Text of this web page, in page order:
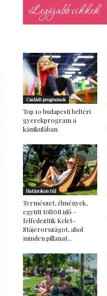
Legújabb cikkek
Családi programok
Top 10 budapesti beltéri
gyerekprogram a
kánikulában
Határokon túl
Természet, élmények,
együtt töltött idő –
felfedeztük Kelet-
Stájerországot, ahol
minden pillanat...